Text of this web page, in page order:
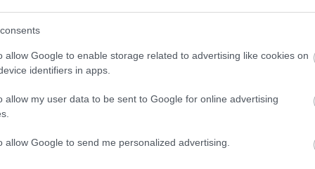
allow Google to enable storage related to advertising like cookies on
identifiers in apps.
allow my user data to be sent to Google for online advertising
allow Google to send me personalized advertising.